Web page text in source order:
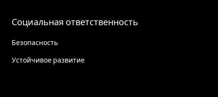
Социальная ответственность
Безопасность
Устойчивое развитие